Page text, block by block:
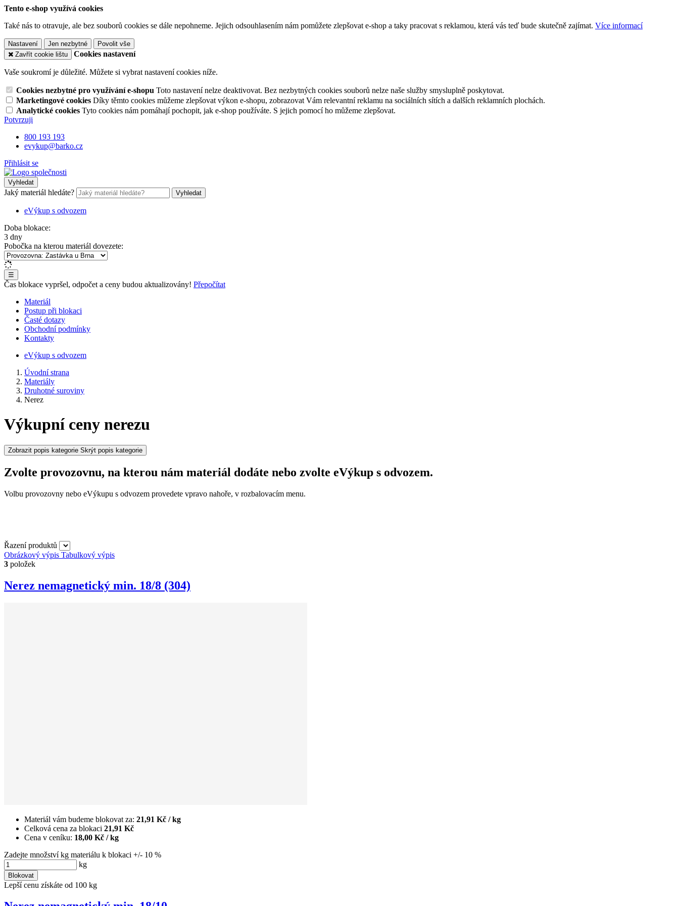
Tento e-shop využívá cookies
Také nás to otravuje, ale bez souborů cookies se dále nepohneme. Jejich odsouhlasením nám pomůžete zlepšovat e-shop a taky pracovat s reklamou, která vás teď bude skutečně zajímat. Více informací
Nastavení Jen nezbytné
Povolit vše
Zavřít cookie lištu
Cookies nastavení
Vaše soukromí je důležité. Můžete si vybrat nastavení cookies níže.
Cookies nezbytné pro využívání e-shopu Toto nastavení nelze deaktivovat. Bez nezbytných cookies souborů nelze naše služby smysluplně poskytovat.
Marketingové cookies Díky těmto cookies můžeme zlepšovat výkon e-shopu, zobrazovat Vám relevantní reklamu na sociálních sítích a dalších reklamních plochách.
Analytické cookies Tyto cookies nám pomáhají pochopit, jak e-shop používáte. S jejich pomocí ho můžeme zlepšovat.
Potvrzuji
800 193 193
evykup@barko.cz
Přihlásit se
Vyhledat
Jaký materiál hledáte? Vyhledat
eVýkup s odvozem
Doba blokace:
3 dny
Pobočka na kterou materiál dovezete:
☰
Čas blokace vypršel, odpočet a ceny budou aktualizovány! Přepočítat
Materiál
Postup při blokaci
Časté dotazy
Obchodní podmínky
Kontakty
eVýkup s odvozem
Úvodní strana
Materiály
Druhotné suroviny
Nerez
Výkupní ceny nerezu
Zobrazit popis kategorie Skrýt popis kategorie
Zvolte provozovnu, na kterou nám materiál dodáte nebo zvolte eVýkup s odvozem.
Volbu provozovny nebo eVýkupu s odvozem provedete vpravo nahoře, v rozbalovacím menu.
Řazení produktů
Obrázkový výpis Tabulkový výpis
3 položek
Nerez nemagnetický min. 18/8 (304)
Materiál vám budeme blokovat za: 21,91 Kč / kg
Celková cena za blokaci 21,91 Kč
Cena v ceníku: 18,00 Kč / kg
Zadejte množství kg materiálu k blokaci +/- 10 %
kg
Blokovat
Lepší cenu získáte od 100 kg